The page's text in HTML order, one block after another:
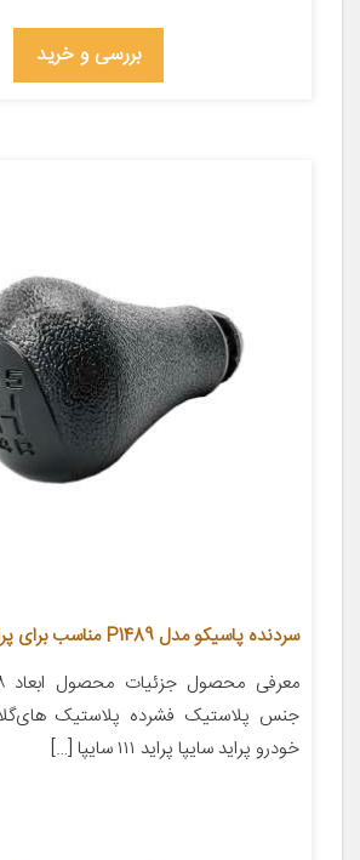
بررسی و خرید
سردنده پاسیکو مدل P1489 مناسب برای پراید
جنس پلاستیک فشرده پلاستیک
خودرو پراید سایپا پراید ۱۱۱ سایپا […]